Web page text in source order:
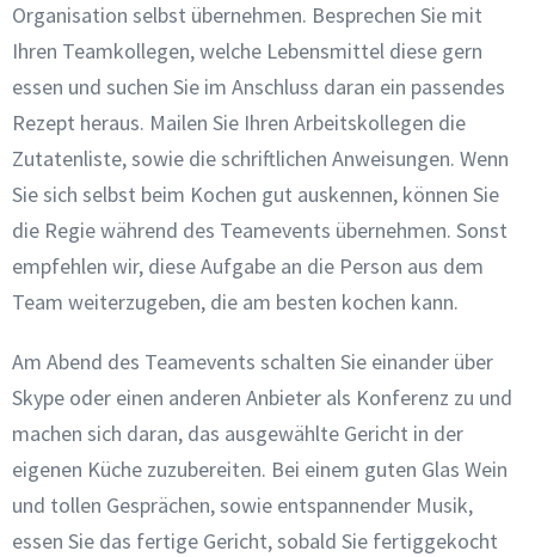
Organisation selbst übernehmen. Besprechen Sie mit
Ihren Teamkollegen, welche Lebensmittel diese gern
essen und suchen Sie im Anschluss daran ein passendes
Rezept heraus. Mailen Sie Ihren Arbeitskollegen die
Zutatenliste, sowie die schriftlichen Anweisungen. Wenn
Sie sich selbst beim Kochen gut auskennen, können Sie
die Regie während des Teamevents übernehmen. Sonst
empfehlen wir, diese Aufgabe an die Person aus dem
Team weiterzugeben, die am besten kochen kann.
Am Abend des Teamevents schalten Sie einander über
Skype oder einen anderen Anbieter als Konferenz zu und
machen sich daran, das ausgewählte Gericht in der
eigenen Küche zuzubereiten. Bei einem guten Glas Wein
und tollen Gesprächen, sowie entspannender Musik,
essen Sie das fertige Gericht, sobald Sie fertiggekocht